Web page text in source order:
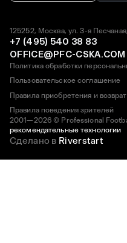
2001—2026 © Professional
рекомендательные технологии
125252, Москва, ул. 3-я
+7 (495) 540 38 83
OFFICE@PFC-CSKA.COM
Политика обработки
Пользовательское соглашение
Правила приобретения и
Правила поведения зрителей
Сделано в Riverstart